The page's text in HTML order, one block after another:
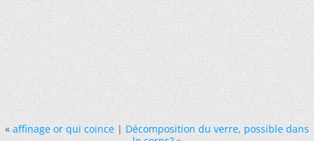
« affinage or qui coince|Décomposition du verre, possible dans